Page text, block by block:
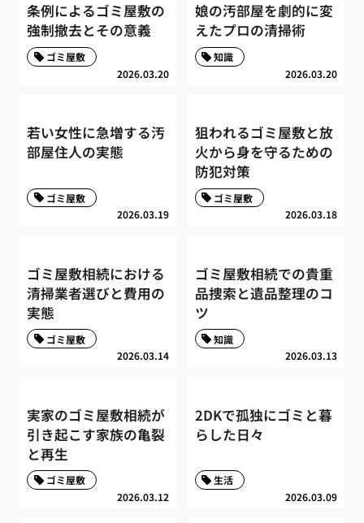
条例によるゴミ屋敷の
強制撤去とその意義
2026.03.20
ゴミ屋敷
娘の汚部屋を劇的に変
えたプロの清掃術
2026.03.20
知識
若い女性に急増する汚
部屋住人の実態
2026.03.19
ゴミ屋敷
狙われるゴミ屋敷と放
火から身を守るための
防犯対策
2026.03.18
ゴミ屋敷
ゴミ屋敷相続における
清掃業者選びと費用の
実態
2026.03.14
ゴミ屋敷
ゴミ屋敷相続での貴重
品捜索と遺品整理のコ
ツ
2026.03.13
知識
実家のゴミ屋敷相続が
引き起こす家族の亀裂
と再生
2026.03.12
ゴミ屋敷
2DKで孤独にゴミと暮
らした日々
2026.03.09
生活